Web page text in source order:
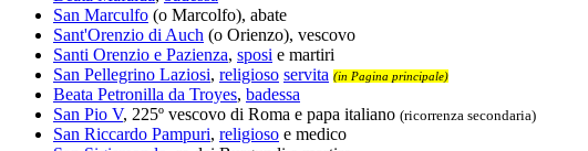
San Marculfo (o Marcolfo), abate
Sant'Orenzio di Auch (o Orienzo), vescovo
Santi Orenzio e Pazienza, sposi e martiri
San Pellegrino Laziosi, religioso servita (in Pagina principale)
Beata Petronilla da Troyes, badessa
San Pio V, 225º vescovo di Roma e papa italiano (ricorrenza secondaria)
San Riccardo Pampuri, religioso e medico